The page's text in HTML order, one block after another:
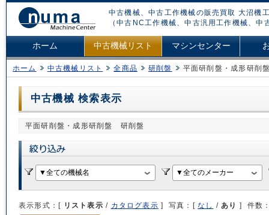
中古機械、中古工作機械の販売買取 大沼機
（中古NC工作機械、中古汎用工作機械、
ホーム 中古機械リスト マシンセンター
ホーム 中古機械リスト 全商品 研削盤 平面研削盤・成形研削
中古機械 検索表示
平面研削盤・成形研削盤 研削盤
表示形式：[ リスト表示 / カタログ表示 ] 写真：[ なし / あり ] 件数